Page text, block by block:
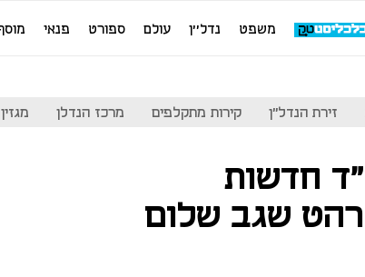
משפט נדל''ן עולם ספורט פנאי
זירת הנדל"ן קירות מתקלפים מרכז הנדלן מגזין
כ-7,800 יח"ד חדשות
רהט שגב שלום